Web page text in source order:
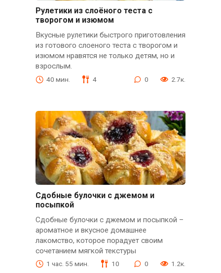
Рулетики из слоёного теста с
творогом и изюмом
Вкусные рулетики быстрого приготовления
из готового слоеного теста с творогом и
изюмом нравятся не только детям, но и
взрослым.
40 мин. 4 0 2.7к.
Сдобные булочки с джемом и
посыпкой
Сдобные булочки с джемом и посыпкой –
ароматное и вкусное домашнее
лакомство, которое порадует своим
сочетанием мягкой текстуры
1 час. 55 мин. 10 0 1.2к.